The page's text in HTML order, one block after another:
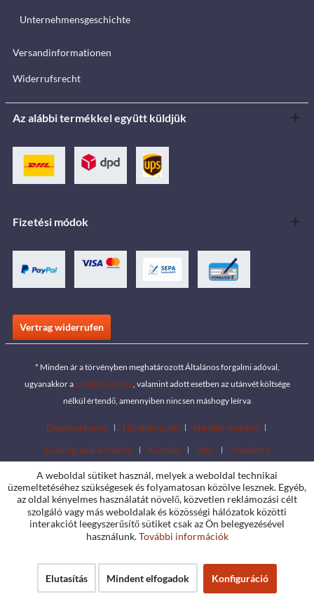
Unternehmensgeschichte
Versandinformationen
Widerrufsrecht
Az alábbi termékkel együtt küldjük
Fizetési módok
Vertrag widerrufen
* Minden ár a törvényben meghatározott Általános forgalmi adóval,
ugyanakkor aszállítási költség, valamint adott esetben az utánvét költsége
nélkül értendő, amennyiben nincsen máshogy leírva
Download area Händlersuche
Händler werden
Katalógusok letöltése
Kontakt Jobs Standorte
A weboldal sütiket használ, melyek a weboldal technikai
üzemeltetéséhez szükségesek és folyamatosan közölve lesznek. Egyéb,
az oldal kényelmes használatát növelő, közvetlen reklámozási célt
szolgáló vagy más weboldalak és közösségi hálózatok közötti
interakciót leegyszerűsítő sütiket csak az Ön belegyezésével
használunk.További információk
Elutasítás Mindent elfogadok Konfiguráció